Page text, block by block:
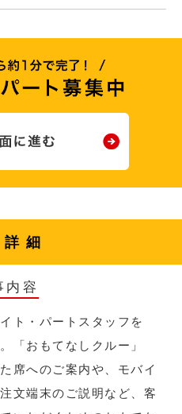
細
内容
ト・パートスタッフを
「おもてなしクルー」
席へのご案内や、モバイ
文端末のご説明など、客